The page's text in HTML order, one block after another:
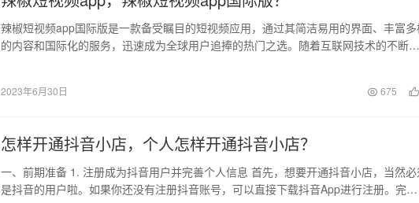
辣椒短视频app国际版是一款备受瞩目的短视频应用，通过其简洁易用的界面、丰富多
的内容和国际化的服务，迅速成为全球用户追捧的热门之选。随着互联网技术的不断发
2023年6月30日 675
怎样开通抖音小店，个人怎样开通抖音小店？
一、前期准备 1. 注册成为抖音用户并完善个人信息 首先，想要开通抖音小店，当然必
是抖音的用户啦。如果你还没有注册抖音账号，可以直接下载抖音App进行注册。完成